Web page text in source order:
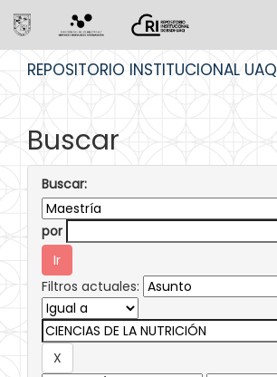
REPOSITORIO INSTITUCIONAL UAQ
Buscar
Buscar:
por
Filtros actuales: